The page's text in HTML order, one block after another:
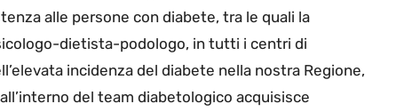
alle persone con diabete, tra le quali la
dietista-podologo, in tutti i centri di
incidenza del diabete nella nostra Regione,
del team diabetologico acquisisce